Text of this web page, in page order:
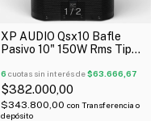
1 /2
XP AUDIO Qsx10 Bafle
Pasivo 10" 150W Rms Tipo
6 cuotas sin interés de$63.666,67
$382.000,00
$343.800,00 con Transferencia o
depósito